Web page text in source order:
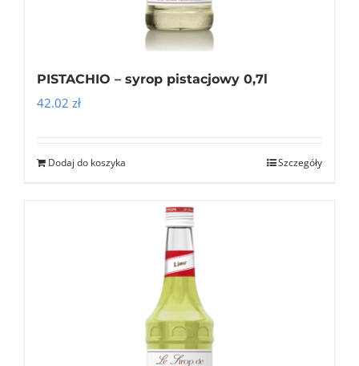
PISTACHIO – syrop pistacjowy 0,7l
42.02 zł
Dodaj do koszyka Szczegóły